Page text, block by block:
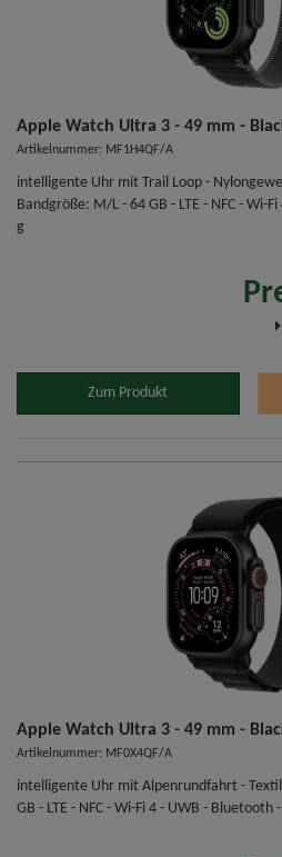
Apple Watch Ultra 3 - 49 mm -
Artikelnummer: MF1H4QF/A
intelligente Uhr mit Trail Loop -
Bandgröße: M/L - 64 GB - LTE - NFC - Wi-
g
Zum Produkt
Apple Watch Ultra 3 - 49 mm -
Artikelnummer: MF0X4QF/A
intelligente Uhr mit Alpenrundfahrt -
GB - LTE - NFC - Wi-Fi 4 - UWB - Bluetooth